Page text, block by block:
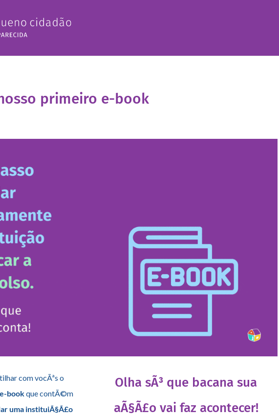
primeiro e-book
com vocÃªs o
bookque contÃ©m
uma instituiÃ§Ã£o
Olha sÃ³ que bacana sua
aÃ§Ã£o vai faz acontecer!